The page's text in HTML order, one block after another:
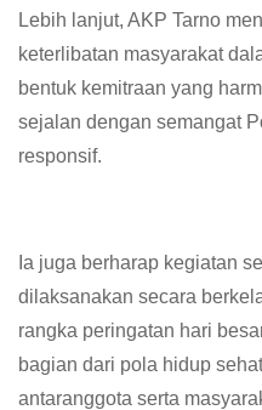
Lebih lanjut, AKP Tarno
keterlibatan masyarakat
bentuk kemitraan yang
sejalan dengan semangat
responsif.
Ia juga berharap kegiatan
dilaksanakan secara
rangka peringatan hari
bagian dari pola hidup
antaranggota serta